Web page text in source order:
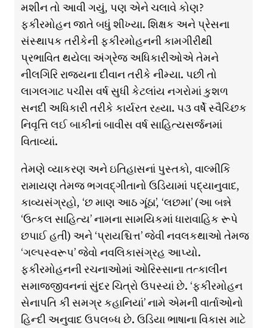
મશીન તો આવી ગયું, પણ એને ચલાવે કોણ?
ફકીરમોહન જાતે બધું શીખ્યા. શિક્ષક અને પ્રેસના
સંસ્થાપક તરીકેની ફકીરમોહનની કામગીરીથી
પ્રભાવિત થયેલા અંગ્રેજ અધિકારીઓએ તેમને
નીલગિરિ રાજ્યના દીવાન તરીકે નીમ્યા. પછી તો
લાગલગાટ પચીસ વર્ષ સુધી કેટલાંય નગરોમાં કુશળ
સનદી અધિકારી તરીકે કાર્યરત રહ્યા. ૫૩ વર્ષે સ્વૈચ્છિક
નિવૃત્તિ લઈ બાકીનાં બાવીસ વર્ષ સાહિત્યસર્જનમાં
વિતાવ્યાં.
તેમણે વ્યાકરણ અને ઇતિહાસનાં પુસ્તકો, વાલ્મીકિ
રામાયણ તેમજ ભગવદ્ગીતાનો ઉડિયામાં પદ્યાનુવાદ,
કાવ્યસંગ્રહો, ‘છ માણ આઠ ગૂંઠા’, ‘લછમા’ (આ બન્ને
‘ઉત્કલ સાહિત્ય’ નામના સામયિકમાં ધારાવાહિક રૂપે
છપાઈ હતી) અને ‘પ્રાયશ્ચિત્ત’ જેવી નવલકથાઓ તેમજ
‘ગલ્પસ્વરૂપ’ જેવો નવલિકાસંગ્રહ આપ્યો.
ફકીરમોહનની રચનાઓમાં ઓરિસ્સાના તત્કાલીન
સમાજજીવનનાં સુંદર ચિત્રો ઉપસ્યાં છે. ‘ફકીરમોહન
સેનાપતિ કી સમગ્ર કહાનિયાં’ નામે એમની વાર્તાઓનો
હિન્દી અનુવાદ ઉપલબ્ધ છે. ઉડિયા ભાષાના વિકાસ માટે